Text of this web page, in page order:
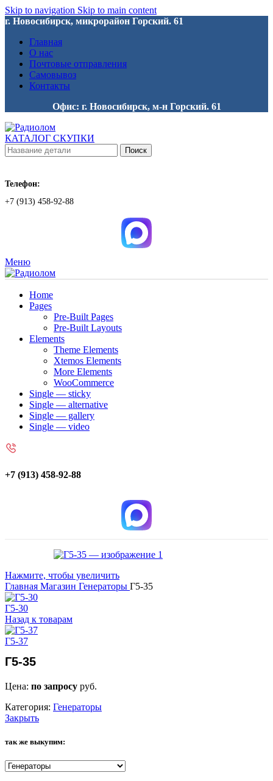
Skip to navigation Skip to main content
г. Новосибирск, микрорайон Горский. 61
Главная
О нас
Почтовые отправления
Самовывоз
Контакты
Офис: г. Новосибирск, м-н Горский. 61
КАТАЛОГ СКУПКИ
Поиск
Телефон:
+7 (913) 458-92-88
Меню
Home
Pages
Pre-Built Pages
Pre-Built Layouts
Elements
Theme Elements
Xtemos Elements
More Elements
WooCommerce
Single — sticky
Single — alternative
Single — gallery
Single — video
+7 (913) 458-92-88
Нажмите, чтобы увеличить
Главная Магазин Генераторы Г5-35
Г5-30
Назад к товарам
Г5-37
Г5-35
Цена: по запросу руб.
Категория: Генераторы
Закрыть
так же выкупим: